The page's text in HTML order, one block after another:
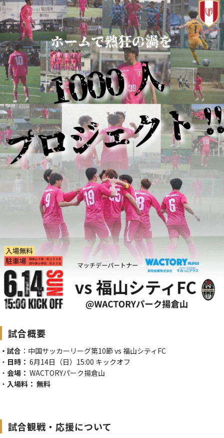
試合概要
・試合 ：中国サッカーリーグ第10節 vs 福山シティFC
・ 日時： 6月14日（日）15:00 キックオフ
・ 会場： WACTORYパーク揚倉山
・ 入場料： 無料
試合観戦・応援について